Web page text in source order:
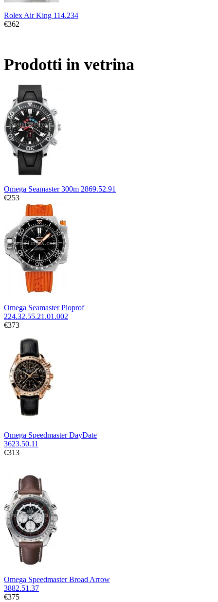
Rolex Air King 114.234
€362
Prodotti in vetrina
Omega Seamaster 300m 2869.52.91
€253
Omega Seamaster Ploprof
224.32.55.21.01.002
€373
Omega Speedmaster DayDate
3623.50.11
€313
Omega Speedmaster Broad Arrow
3882.51.37
€375